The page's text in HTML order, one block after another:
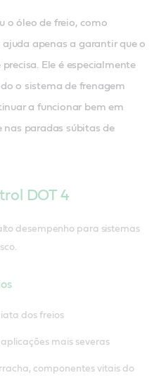
o óleo de freio, como
apenas a garantir que o
Ele é especialmente
o sistema de frenagem
a funcionar bem em
nas paradas súbitas de
DOT 4
desempenho para sistemas
dos freios
mais severas
componentes vitais do